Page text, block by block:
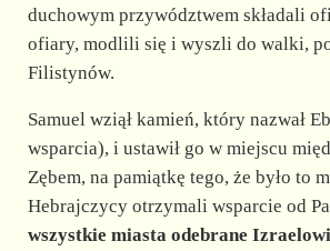
duchowym przywództwem składali
ofiary, modlili się i wyszli do walki,
Filistynów.
Samuel wziął kamień, który nazwał
wsparcia), i ustawił go w miejscu
Zębem, na pamiątkę tego, że było to
Hebrajczycy otrzymali wsparcie od
wszystkie miasta odebrane